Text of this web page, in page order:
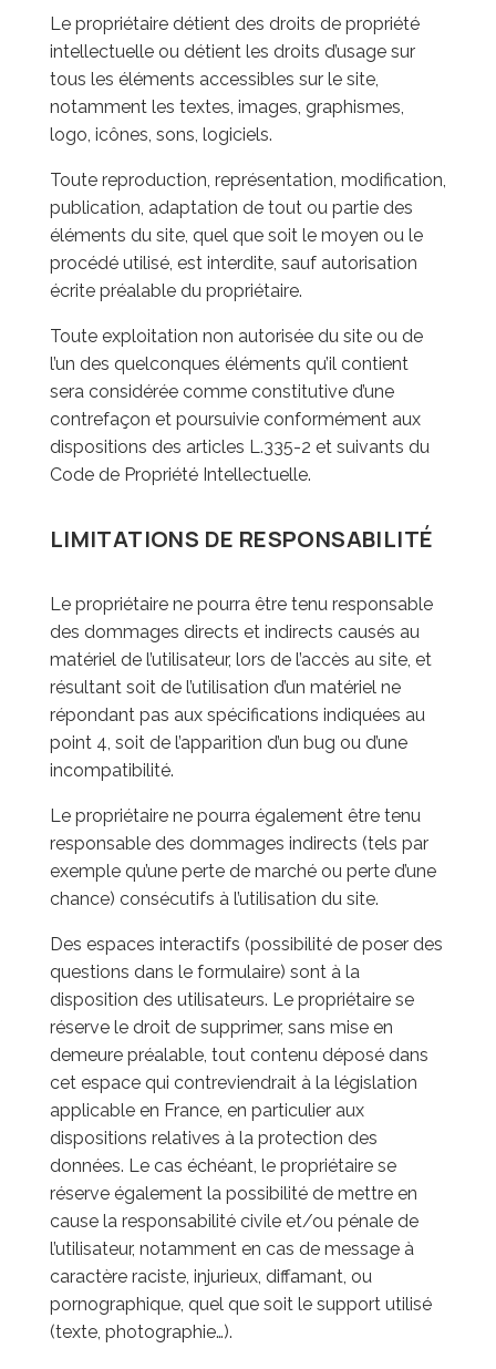
Le propriétaire détient des droits de propriété
intellectuelle ou détient les droits d’usage sur
tous les éléments accessibles sur le site,
notamment les textes, images, graphismes,
logo, icônes, sons, logiciels.
Toute reproduction, représentation, modification,
publication, adaptation de tout ou partie des
éléments du site, quel que soit le moyen ou le
procédé utilisé, est interdite, sauf autorisation
écrite préalable du propriétaire.
Toute exploitation non autorisée du site ou de
l’un des quelconques éléments qu’il contient
sera considérée comme constitutive d’une
contrefaçon et poursuivie conformément aux
dispositions des articles L.335-2 et suivants du
Code de Propriété Intellectuelle.
LIMITATIONS DE RESPONSABILITÉ
Le propriétaire ne pourra être tenu responsable
des dommages directs et indirects causés au
matériel de l’utilisateur, lors de l’accès au site, et
résultant soit de l’utilisation d’un matériel ne
répondant pas aux spécifications indiquées au
point 4, soit de l’apparition d’un bug ou d’une
incompatibilité.
Le propriétaire ne pourra également être tenu
responsable des dommages indirects (tels par
exemple qu’une perte de marché ou perte d’une
chance) consécutifs à l’utilisation du site.
Des espaces interactifs (possibilité de poser des
questions dans le formulaire) sont à la
disposition des utilisateurs. Le propriétaire se
réserve le droit de supprimer, sans mise en
demeure préalable, tout contenu déposé dans
cet espace qui contreviendrait à la législation
applicable en France, en particulier aux
dispositions relatives à la protection des
données. Le cas échéant, le propriétaire se
réserve également la possibilité de mettre en
cause la responsabilité civile et/ou pénale de
l’utilisateur, notamment en cas de message à
caractère raciste, injurieux, diffamant, ou
pornographique, quel que soit le support utilisé
(texte, photographie…).